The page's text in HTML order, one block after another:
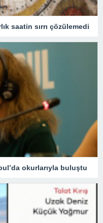
saatin sırrı çözülemedi
okurlarıyla buluştu